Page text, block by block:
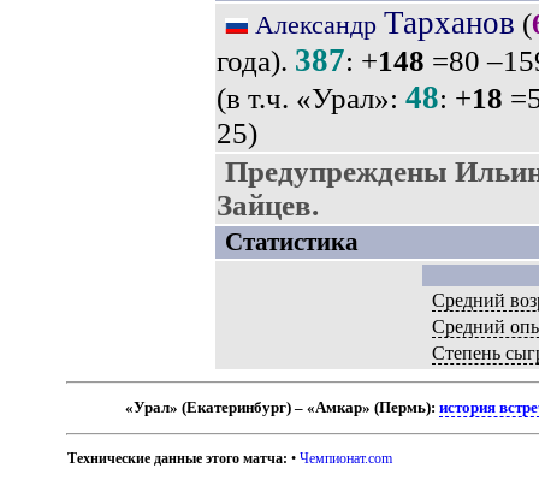
Александр Тарханов (
года). 387: +148 =80
(в т.ч. «Урал»: 48: +18
25)
Предупреждены
Зайцев.
Статистика
Средний
Средний
Степень
«Урал» (Екатеринбург) – «Амкар» (Пермь):история
Технические данные этого матча: •Чемпионат.com